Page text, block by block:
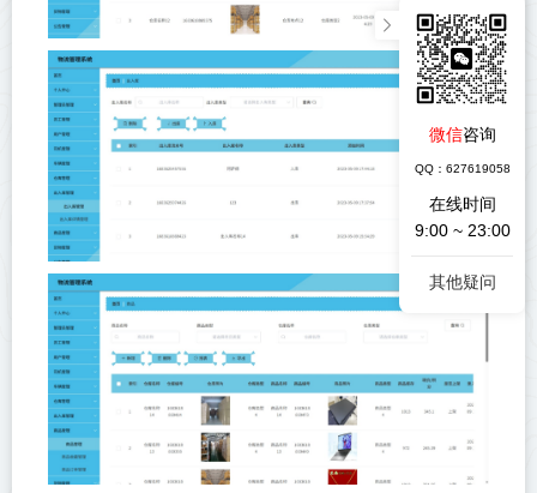
微信咨询
QQ：627619058
在线时间
9:00 ~ 23:00
其他疑问